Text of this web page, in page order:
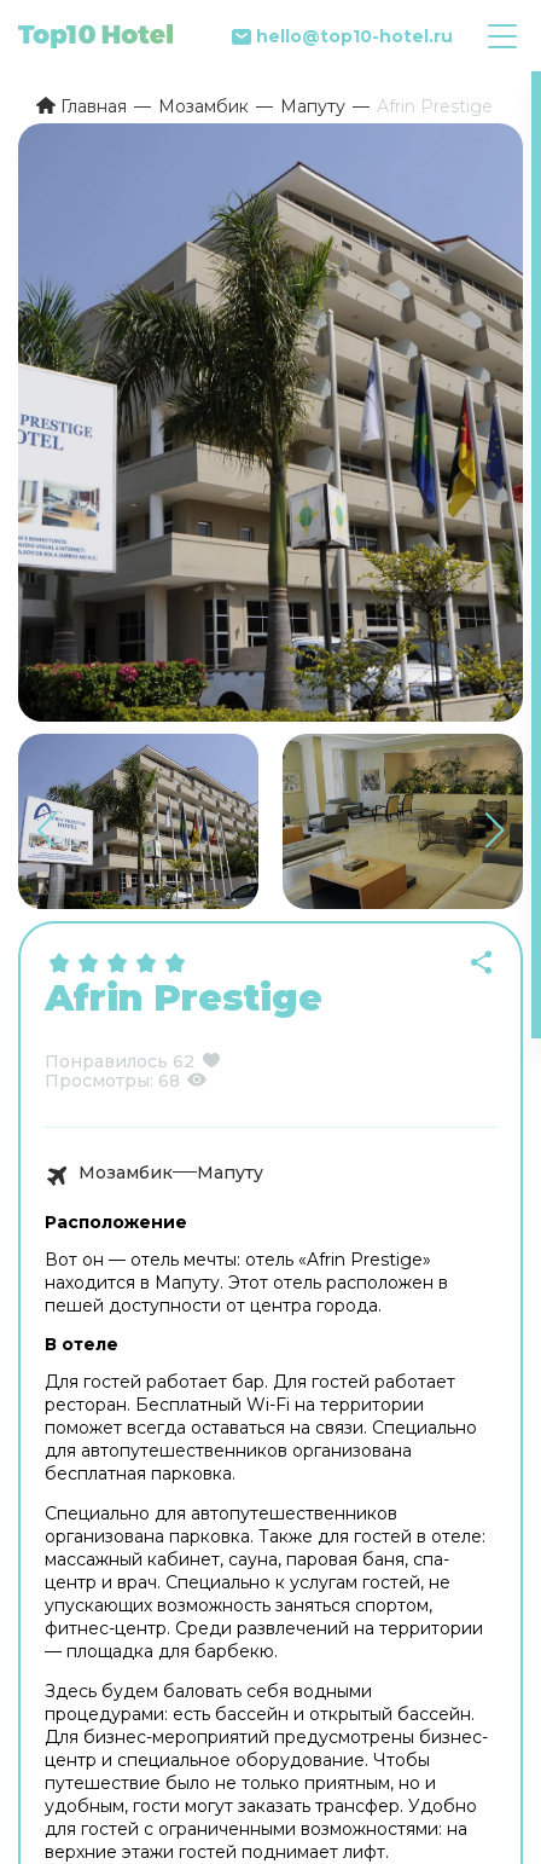
hello@top10-hotel.ru
Главная Мозамбик Мапуту Afrin Prestige
Afrin Prestige
Понравилось 62
Просмотры: 68
Мозамбик Мапуту
Расположение
Вот он — отель мечты: отель «Afrin Prestige»
находится в Мапуту. Этот отель расположен в
пешей доступности от центра города.
В отеле
Для гостей работает бар. Для гостей работает
ресторан. Бесплатный Wi-Fi на территории
поможет всегда оставаться на связи. Специально
для автопутешественников организована
бесплатная парковка.
Специально для автопутешественников
организована парковка. Также для гостей в отеле:
массажный кабинет, сауна, паровая баня, спа-
центр и врач. Специально к услугам гостей, не
упускающих возможность заняться спортом,
фитнес-центр. Среди развлечений на территории
— площадка для барбекю.
Здесь будем баловать себя водными
процедурами: есть бассейн и открытый бассейн.
Для бизнес-мероприятий предусмотрены бизнес-
центр и специальное оборудование. Чтобы
путешествие было не только приятным, но и
удобным, гости могут заказать трансфер. Удобно
для гостей с ограниченными возможностями: на
верхние этажи гостей поднимает лифт.